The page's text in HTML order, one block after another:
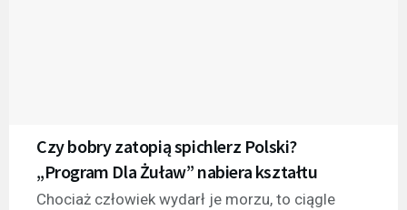
Czy bobry zatopią spichlerz Polski?
„Program Dla Żuław” nabiera kształtu
Chociaż człowiek wydarł je morzu, to ciągle